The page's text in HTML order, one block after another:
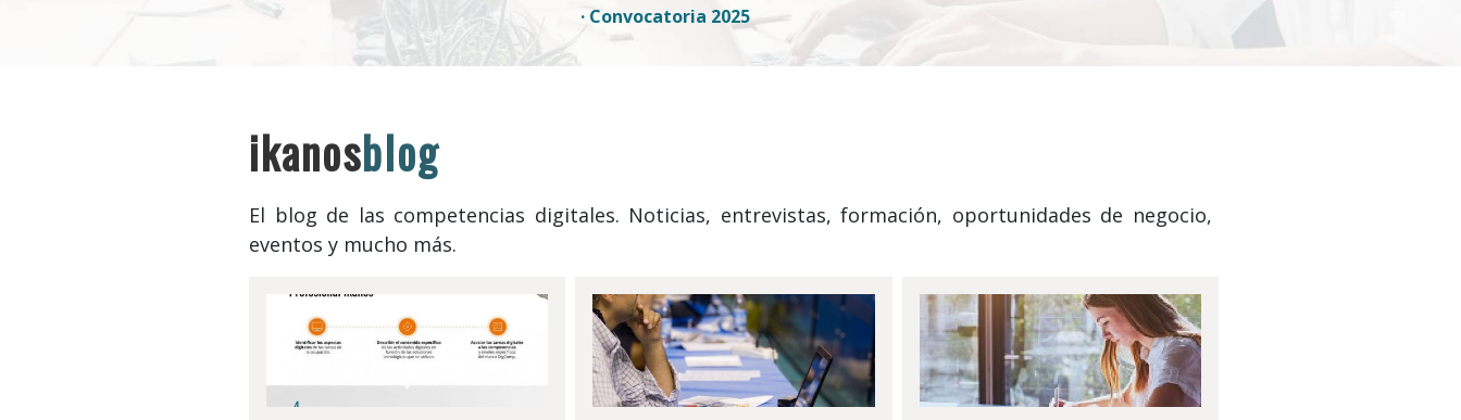
· Convocatoria 2025
ikanosblog
El blog de las competencias digitales. Noticias, entrevistas, formación, oportunidades de negocio,
eventos y mucho más.